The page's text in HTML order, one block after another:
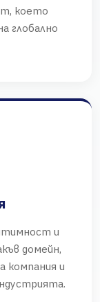
което
глобално
и
домейн,
компания и